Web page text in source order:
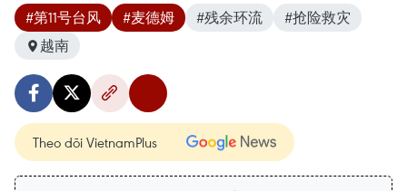
#第11号台风 #麦德姆 #残余环流
#抢险救灾
越南
Theo dõi VietnamPlus